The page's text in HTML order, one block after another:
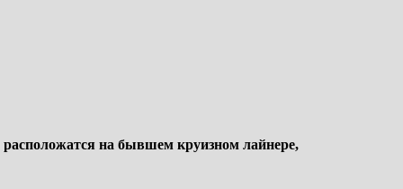
на бывшем круизном лайнере,